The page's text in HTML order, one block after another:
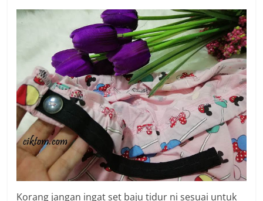
Korang jangan ingat set baju tidur ni sesuai untuk